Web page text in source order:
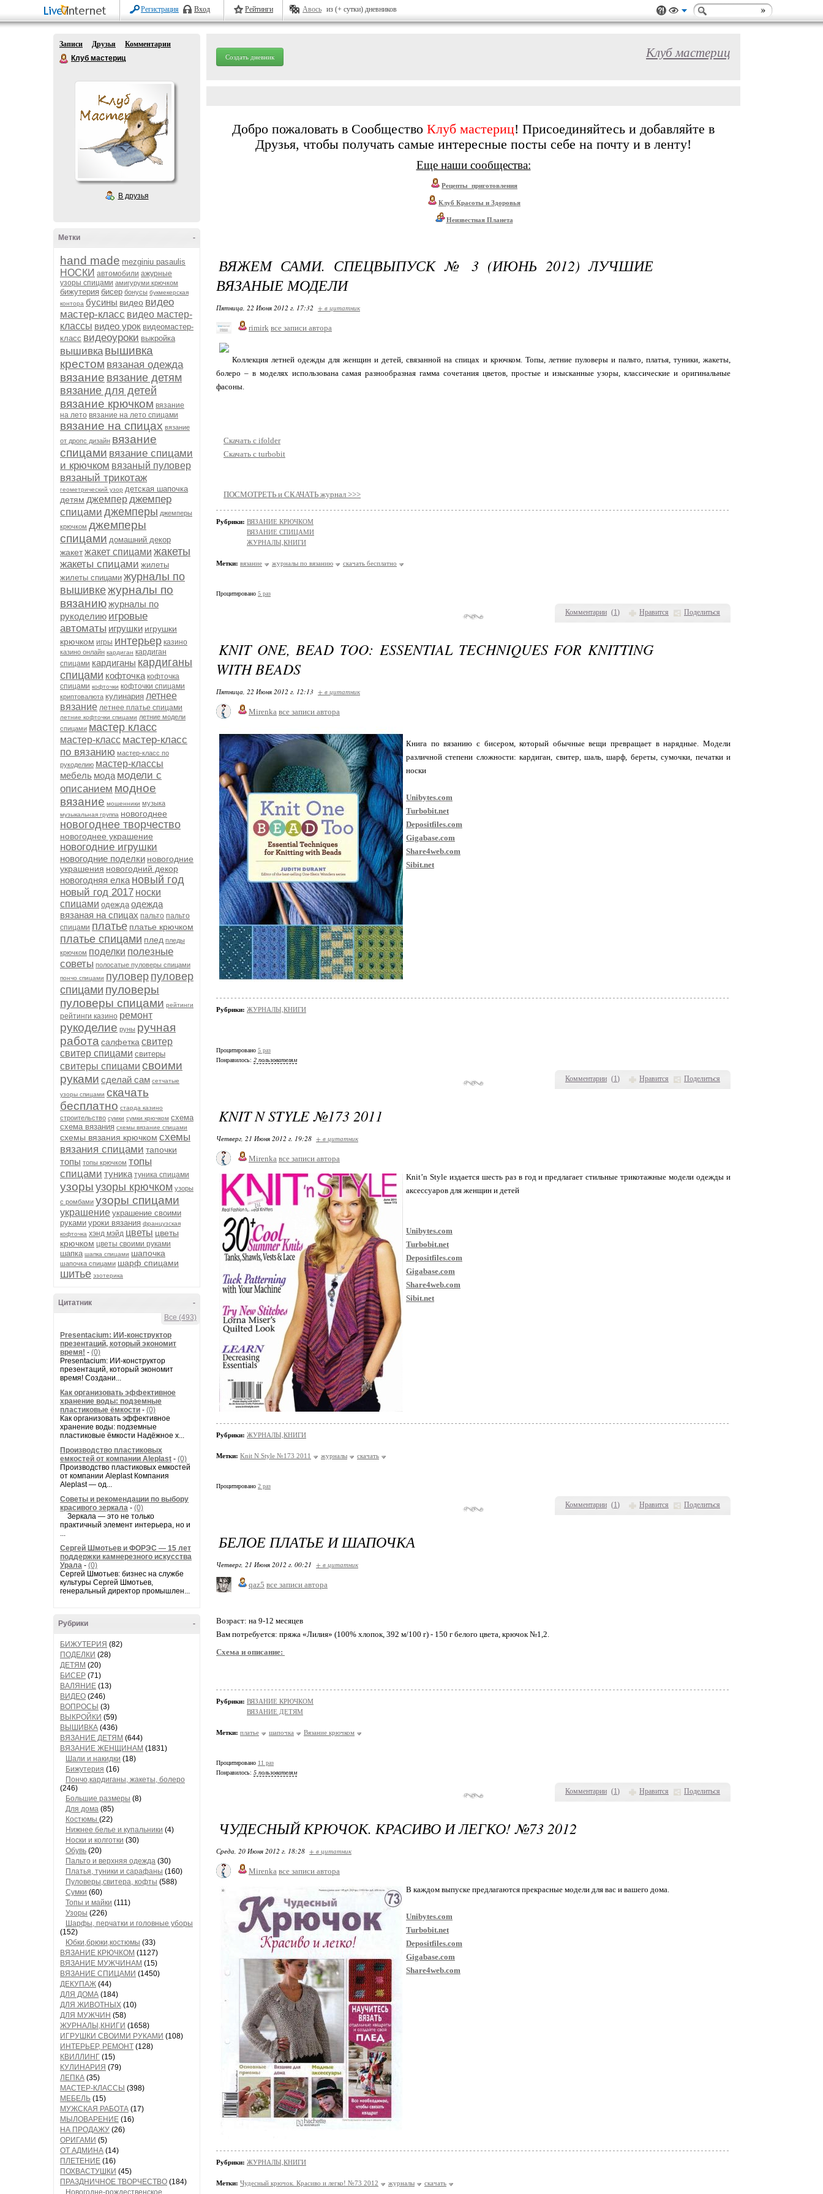
Регистрация Вход Рейтинги Авось из (+ сутки) дневников
Записи Друзья
Комментарии
Клуб мастериц
В друзья
-
Метки
hand made mezginiu pasaulis
НОСКИ автомобили ажурные
узоры спицами амигуруми крючком
бижутерия бисер бонусы букмекерская
контора бусины видео видео
мастер-класс видео мастер-
классы видео урок видеомастер-
класс видеоуроки выкройка
вышивка вышивка
крестом вязаная одежда
вязание вязание детям
вязание для детей
вязание крючком вязание
на лето вязание на лето спицами
вязание на спицах вязание
от дропс дизайн вязание
спицами вязание спицами
и крючком вязаный пуловер
вязаный трикотаж
геометрический узор детская шапочка
детям джемперджемпер
спицами джемперы джемперы
крючком джемперы
спицами домашний декор
жакетжакет спицами жакеты
жакеты спицами жилеты
жилеты спицами журналы по
вышивкежурналы по
вязаниюжурналы по
рукоделию игровые
автоматы игрушки игрушки
крючком игры интерьер казино
казино онлайн кардиган кардиган
спицами кардиганы кардиганы
спицами кофточка кофточка
спицами кофточки кофточки спицами
криптовалюта кулинария летнее
вязание летнее платье спицами
летние кофточки спицами летние модели
спицами мастер класс
мастер-класс мастер-класс
по вязанию мастер-класс по
рукоделию мастер-классы
мебель мода модели с
описанием модное
вязание мошенники музыка
музыкальная группа новогоднее
новогоднее творчество
новогоднее украшение
новогодние игрушки
новогодние поделки новогодние
украшения новогодний декор
новогодняя елка новый год
новый год 2017 носки
спицами одежда одежда
вязаная на спицах пальто пальто
спицами платье платье крючком
платье спицами плед пледы
крючком поделки полезные
советы полосатые пуловеры спицами
пончо спицами пуловер пуловер
спицами пуловеры
пуловеры спицами рейтинги
рейтинги казино ремонт
рукоделие руны ручная
работа салфетка свитер
свитер спицами свитеры
свитеры спицами своими
руками сделай сам сетчатые
узоры спицами скачать
бесплатно старда казино
строительство сумки сумки крючком схема
схема вязания схемы вязание спицами
схемы вязания крючком схемы
вязания спицами тапочки
топы топы крючком топы
спицами туника туника спицами
узоры узоры крючком узоры
с ромбами узоры спицами
украшение украшение своими
руками уроки вязания французская
кофточка хэнд мэйд цветы цветы
крючком цветы своими руками
шапка шапка спицами шапочка
шапочка спицами шарф спицами
шитье эзотерика
-
Цитатник
Все (493)
Presentacium: ИИ‑конструктор
презентаций, который экономит
время! - (0)
Presentacium: ИИ‑конструктор
презентаций, который экономит
время! Создани...
Как организовать эффективное
хранение воды: подземные
пластиковые ёмкости - (0)
Как организовать эффективное
хранение воды: подземные
пластиковые ёмкости Надёжное х...
Производство пластиковых
емкостей от компании Aleplast - (0)
Производство пластиковых емкостей
от компании Aleplast Компания
Aleplast — од...
Советы и рекомендации по выбору
красивого зеркала - (0)
Зеркала — это не только
практичный элемент интерьера, но и
...
Сергей Шмотьев и ФОРЭС — 15 лет
поддержки камнерезного искусства
Урала - (0)
Сергей Шмотьев: бизнес на службе
культуры Сергей Шмотьев,
генеральный директор промышлен...
-
Рубрики
БИЖУТЕРИЯ (82)
ПОДЕЛКИ (28)
ДЕТЯМ (20)
БИСЕР (71)
ВАЛЯНИЕ (13)
ВИДЕО (246)
ВОПРОСЫ (3)
ВЫКРОЙКИ (59)
ВЫШИВКА (436)
ВЯЗАНИЕ ДЕТЯМ (644)
ВЯЗАНИЕ ЖЕНЩИНАМ (1831)
Шали и накидки (18)
Бижутерия (16)
Пончо,кардиганы, жакеты, болеро
(246)
Большие размеры (8)
Для дома (85)
Костюмы (22)
Нижнее белье и купальники (4)
Носки и колготки (30)
Обувь (20)
Пальто и верхняя одежда (30)
Платья, туники и сарафаны (160)
Пуловеры,свитера, кофты (588)
Сумки (60)
Топы и майки (111)
Узоры (226)
Шарфы, перчатки и головные уборы
(152)
Юбки,брюки,костюмы (33)
ВЯЗАНИЕ КРЮЧКОМ (1127)
ВЯЗАНИЕ МУЖЧИНАМ (15)
ВЯЗАНИЕ СПИЦАМИ (1450)
ДЕКУПАЖ (44)
ДЛЯ ДОМА (184)
ДЛЯ ЖИВОТНЫХ (10)
ДЛЯ МУЖЧИН (58)
ЖУРНАЛЫ,КНИГИ (1658)
ИГРУШКИ СВОИМИ РУКАМИ (108)
ИНТЕРЬЕР, РЕМОНТ (128)
КВИЛЛИНГ (15)
КУЛИНАРИЯ (79)
ЛЕПКА (35)
МАСТЕР-КЛАССЫ (398)
МЕБЕЛЬ (15)
МУЖСКАЯ РАБОТА (17)
МЫЛОВАРЕНИЕ (16)
НА ПРОДАЖУ (26)
ОРИГАМИ (5)
ОТ АДМИНА (14)
ПЛЕТЕНИЕ (16)
ПОХВАСТУШКИ (45)
ПРАЗДНИЧНОЕ ТВОРЧЕСТВО (184)
Новогодне-рождественское
Создать дневник Клуб мастериц
Добро пожаловать в Сообщество Клуб мастериц! Присоединяйтесь и добавляйте в
Друзья, чтобы получать самые интересные посты себе на почту и в ленту!
Еще наши сообщества:
Рецепты_приготовления
Клуб Красоты и Здоровья
Неизвестная Планета
Комментарии (1) Нравится Поделиться
ВЯЖЕМ САМИ. СПЕЦВЫПУСК № 3 (ИЮНЬ 2012) ЛУЧШИЕ
ВЯЗАНЫЕ МОДЕЛИ
Пятница, 22 Июня 2012 г. 17:32 + в цитатник
rimirk все записи автора
Коллекция летней одежды для женщин и детей, связанной на спицах и крючком. Топы, летние пуловеры и пальто, платья, туники, жакеты,
болеро – в моделях использована самая разнообразная гамма сочетания цветов, простые и изысканные узоры, классические и оригинальные
фасоны.
Скачать с ifolder
Скачать с turbobit
ПОСМОТРЕТЬ и СКАЧАТЬ журнал >>>
Рубрики: ВЯЗАНИЕ КРЮЧКОМ
ВЯЗАНИЕ СПИЦАМИ
ЖУРНАЛЫ,КНИГИ
Метки: вязание журналы по вязанию скачать бесплатно
Процитировано 5 раз
Комментарии (1) Нравится Поделиться
KNIT ONE, BEAD TOO: ESSENTIAL TECHNIQUES FOR KNITTING
WITH BEADS
Пятница, 22 Июня 2012 г. 12:13 + в цитатник
Mirenka все записи автора
Книга по вязанию с бисером, который обычные вещи превращает в нарядные. Модели
различной степени сложности: кардиган, свитер, шаль, шарф, береты, сумочки, печатки и
носки
Unibytes.com
Turbobit.net
Depositfiles.com
Gigabase.com
Share4web.com
Sibit.net
Рубрики: ЖУРНАЛЫ,КНИГИ
Процитировано 5 раз
Понравилось: 2 пользователям
Комментарии (1) Нравится Поделиться
KNIT N STYLE №173 2011
Четверг, 21 Июня 2012 г. 19:28 + в цитатник
Mirenka все записи автора
Knit’n Style издается шесть раз в год и предлагает стильные трикотажные модели одежды и
аксессуаров для женщин и детей
Unibytes.com
Turbobit.net
Depositfiles.com
Gigabase.com
Share4web.com
Sibit.net
Рубрики: ЖУРНАЛЫ,КНИГИ
Метки: Knit N Style №173 2011 журналы скачать
Процитировано 2 раз
Комментарии (1) Нравится Поделиться
БЕЛОЕ ПЛАТЬЕ И ШАПОЧКА
Четверг, 21 Июня 2012 г. 00:21 + в цитатник
qaz5 все записи автора
Возраст: на 9-12 месяцев
Вам потребуется: пряжа «Лилия» (100% хлопок, 392 м/100 г) - 150 г белого цвета, крючок №1,2.
Схема и описание:
Рубрики: ВЯЗАНИЕ КРЮЧКОМ
ВЯЗАНИЕ ДЕТЯМ
Метки: платье шапочка Вязание крючком
Процитировано 11 раз
Понравилось: 5 пользователям
ЧУДЕСНЫЙ КРЮЧОК. КРАСИВО И ЛЕГКО! №73 2012
Среда, 20 Июня 2012 г. 18:28 + в цитатник
Mirenka все записи автора
В каждом выпуске предлагаются прекрасные модели для вас и вашего дома.
Unibytes.com
Turbobit.net
Depositfiles.com
Gigabase.com
Share4web.com
Рубрики: ЖУРНАЛЫ,КНИГИ
Метки: Чудесный крючок. Красиво и легко! №73 2012 журналы скачать